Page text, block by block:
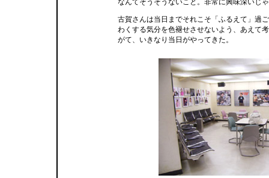
なんてそうそうないこと。非常に興味深いじ
古賀さんは当日までそれこそ「ふるえて」過
わくする気分を色褪せさせないよう、あえて
がて、いきなり当日がやってきた。